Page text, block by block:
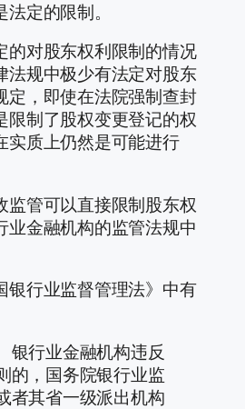
定的限制。
的对股东权利限制的情况
法规中极少有法定对股东
定，即使在法院强制查封
限制了股权变更登记的权
实质上仍然是可能进行
监管可以直接限制股东权
业金融机构的监管法规中
银行业监督管理法》中有
行业金融机构违反
的，国务院银行业监
者其省一级派出机构